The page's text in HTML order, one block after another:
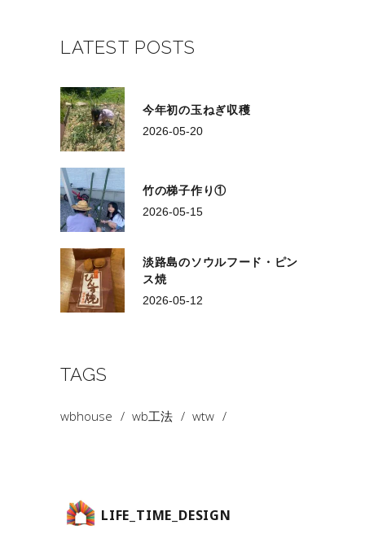
LATEST POSTS
今年初の玉ねぎ収穫
2026-05-20
竹の梯子作り①
2026-05-15
淡路島のソウルフード・ピン
ス焼
2026-05-12
TAGS
wbhouse wb工法 wtw
LIFE_TIME_DESIGN